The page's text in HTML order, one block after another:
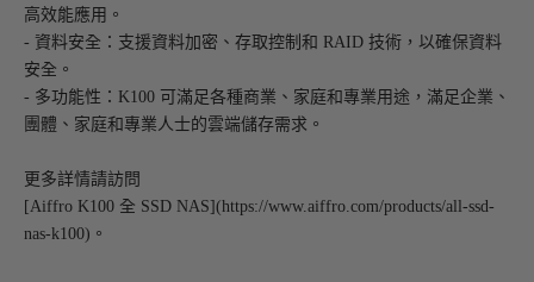
高效能應用。
- 資料安全：支援資料加密、存取控制和 RAID 技術，以確保資料
安全。
- 多功能性：K100 可滿足各種商業、家庭和專業用途，滿足企業、
團體、家庭和專業人士的雲端儲存需求。
更多詳情請訪問
[Aiffro K100 全 SSD NAS](https://www.aiffro.com/products/all-ssd-
nas-k100)。